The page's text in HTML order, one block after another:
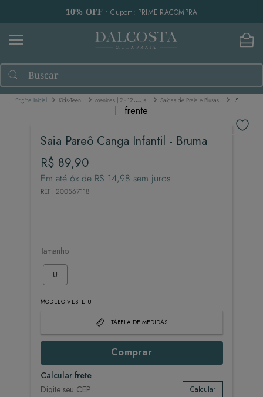
10% OFF • Cupom: PRIMEIRACOMPRA
Buscar
Kids-Teen Meninas | 2 - 12 anos Saídas de Praia e Blusas Saia Pareô Canga Infantil - Bruma
Saia Pareô Canga Infantil - Bruma
R$ 89,90
Em até 6x de R$ 14,98 sem juros
REF: 200567118
Tamanho
U
MODELO VESTE U
TABELA DE MEDIDAS
Comprar
Calcular frete
Calcular